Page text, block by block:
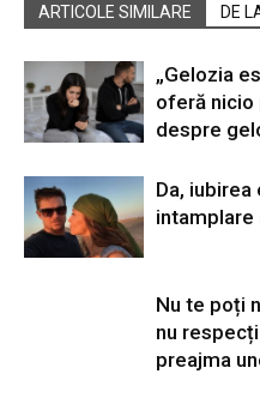
ARTICOLE SIMILARE DE
„Gelozia
oferă nicio
despre
Da,
intamplare
Nu te poți
nu
preajma